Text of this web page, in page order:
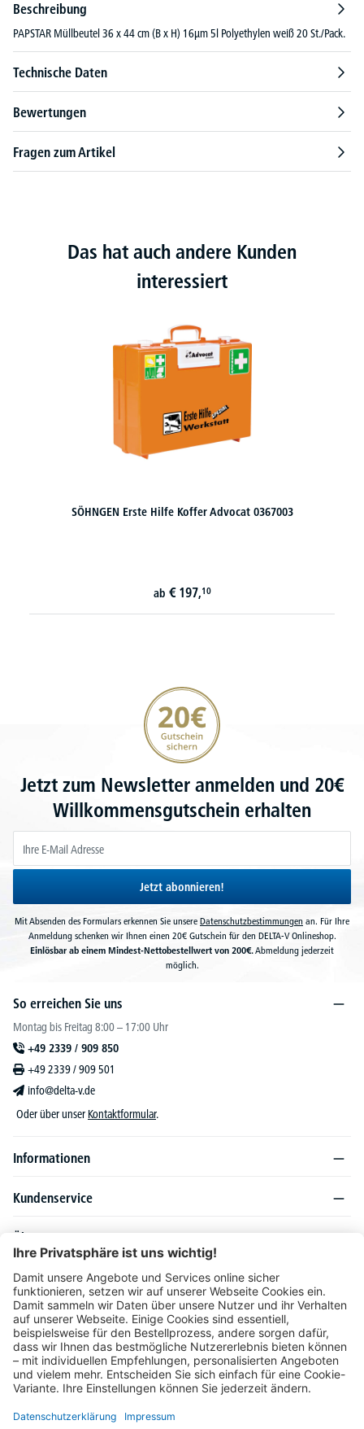
Beschreibung
PAPSTAR Müllbeutel 36 x 44 cm (B x H) 16µm 5l Polyethylen weiß 20 St./Pack.
Technische Daten
Bewertungen
Fragen zum Artikel
Das hat auch andere Kunden
interessiert
aluderm Nachfüllset aluplast 1009196 10x6cm 12
ab€ 2,33
20€ Gutschein sichern
Jetzt zum Newsletter anmelden und 20€
Willkommensgutschein erhalten
Jetzt abonnieren!
Mit Absenden des Formulars erkennen Sie unsere Datenschutzbestimmungen an. Für Ihre
Anmeldung schenken wir Ihnen einen 20€ Gutschein für den DELTA-V Onlineshop.
Einlösbar ab einem Mindest-Nettobestellwert von 200€.Abmeldung jederzeit
möglich.
So erreichen Sie uns
Montag bis Freitag 8:00 – 17:00 Uhr
+49 2339 / 909 850
+49 2339 / 909 501
info@delta-v.de
Oder über unser Kontaktformular.
Informationen
Kundenservice
Über DELTA-V
Produktsortiment
Ratgeber
Folgen Sie uns auch auf
Unser Angebot richtet sich ausschließlich an Industrie, Handel, Gewerbe und